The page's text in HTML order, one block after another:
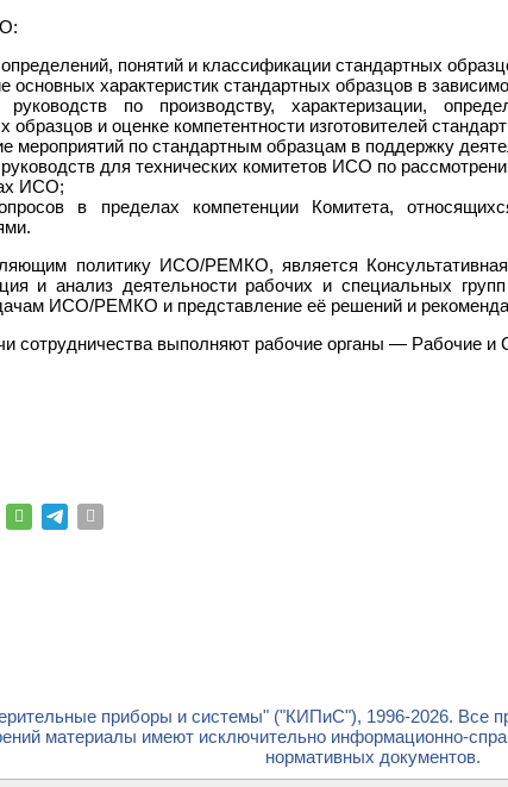
определений, понятий и классификации стандартных
основных характеристик стандартных образцов в
руководств по производству, характеризации,
образцов и оценке компетентности изготовителей
мероприятий по стандартным образцам в поддержку
руководств для технических комитетов ИСО по
ИСО;
в пределах компетенции Комитета,
политику ИСО/РЕМКО, является
и анализ деятельности рабочих и специальных
ИСО/РЕМКО и представление её решений и
сотрудничества выполняют рабочие органы — Рабочие и
приборы и системы" ("КИПиС"), 1996-2026. Все
материалы имеют исключительно информационно-
нормативных документов.